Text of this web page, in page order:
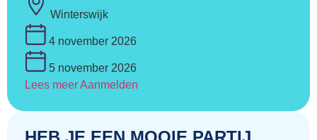
Winterswijk
4 november 2026
5 november 2026
Lees meerAanmelden